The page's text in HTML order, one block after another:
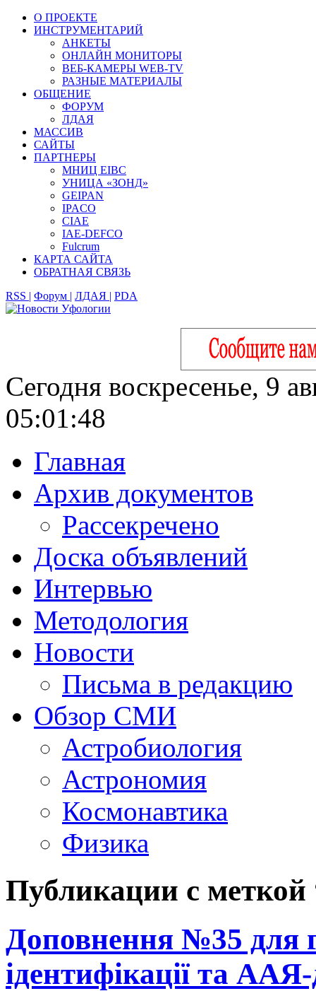
О ПРОЕКТЕ
ИНСТРУМЕНТАРИЙ
АНКЕТЫ
ОНЛАЙН МОНИТОРЫ
ВЕБ-КАМЕРЫ WEB-TV
РАЗНЫЕ МАТЕРИАЛЫ
ОБЩЕНИЕ
ФОРУМ
ЛДАЯ
МАССИВ
САЙТЫ
ПАРТНЕРЫ
МНИЦ EIBC
УНИЦА «ЗОНД»
GEIPAN
IPACO
CIAE
IAE-DEFCO
Fulcrum
КАРТА САЙТА
ОБРАТНАЯ СВЯЗЬ
RSS | Форум | ЛДАЯ | PDA
Сегодня воскресенье, 9
05:01:49
Главная
Архив документов
Рассекречено
Доска объявлений
Интервью
Методология
Новости
Письма в редакцию
Обзор СМИ
Астробиология
Астрономия
Космонавтика
Физика
Публикации с
Доповнення №35 для
ідентифікації та